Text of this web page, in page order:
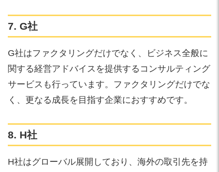
7. G社
G社はファクタリングだけでなく、ビジネス全般に
関する経営アドバイスを提供するコンサルティング
サービスも行っています。ファクタリングだけでな
く、更なる成長を目指す企業におすすめです。
8. H社
H社はグローバル展開しており、海外の取引先を持